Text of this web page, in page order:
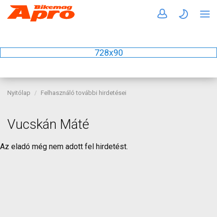
728x90
Nyitólap Felhasználó további hirdetései
Vucskán Máté
Az eladó még nem adott fel hirdetést.